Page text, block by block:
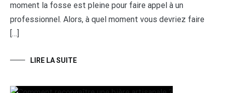
moment la fosse est pleine pour faire appel à un
professionnel. Alors, à quel moment vous devriez faire
[…]
LIRE LA SUITE